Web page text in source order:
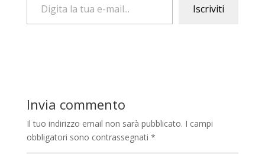
Iscriviti
Invia commento
Il tuo indirizzo email non sarà pubblicato. I campi
obbligatori sono contrassegnati *